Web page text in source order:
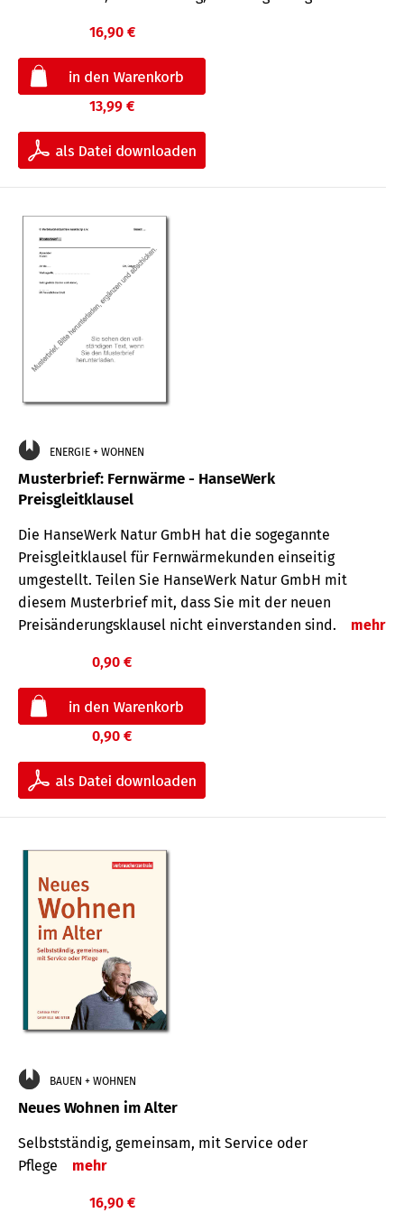
16,90 €
13,99 €
ENERGIE + WOHNEN
Musterbrief: Fernwärme - HanseWerk
Preisgleitklausel
Die HanseWerk Natur GmbH hat die sogegannte
Preisgleitklausel für Fernwärmekunden einseitig
umgestellt. Teilen Sie HanseWerk Natur GmbH mit
diesem Musterbrief mit, dass Sie mit der neuen
Preisänderungsklausel nicht einverstanden sind.
mehr
0,90 €
0,90 €
BAUEN + WOHNEN
Neues Wohnen im Alter
Selbstständig, gemeinsam, mit Service oder
Pflege
mehr
16,90 €